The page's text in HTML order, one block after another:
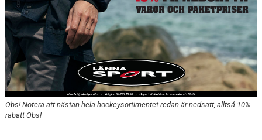
Obs! Notera att nästan hela hockeysortimentet redan är nedsatt, alltså 10%
rabatt Obs!